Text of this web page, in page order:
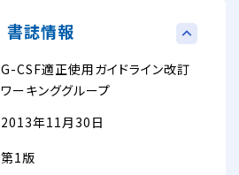
書誌情報
G-CSF適正使用ガイドライン改訂
ワーキンググループ
2013年11月30日
第1版